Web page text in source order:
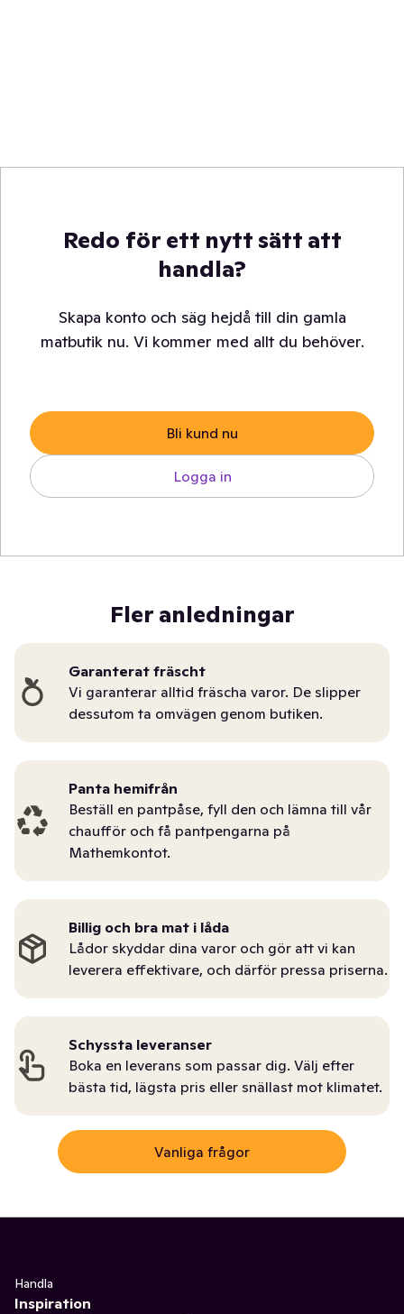
Redo för ett nytt sätt att
handla?
Skapa konto och säg hejdå till din gamla
matbutik nu. Vi kommer med allt du behöver.
Bli kund nu
Logga in
Fler anledningar
Garanterat fräscht
Vi garanterar alltid fräscha varor. De slipper
dessutom ta omvägen genom butiken.
Panta hemifrån
Beställ en pantpåse, fyll den och lämna till vår
chaufför och få pantpengarna på
Mathemkontot.
Billig och bra mat i låda
Lådor skyddar dina varor och gör att vi kan
leverera effektivare, och därför pressa priserna.
Schyssta leveranser
Boka en leverans som passar dig. Välj efter
bästa tid, lägsta pris eller snällast mot klimatet.
Vanliga frågor
Handla
Inspiration